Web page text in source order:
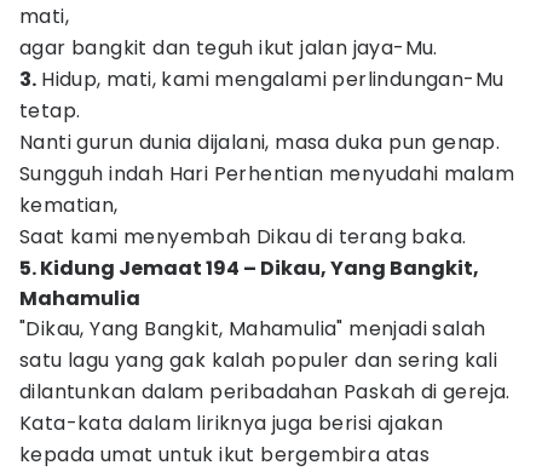
mati,
agar bangkit dan teguh ikut jalan jaya-Mu.
3. Hidup, mati, kami mengalami perlindungan-Mu
tetap.
Nanti gurun dunia dijalani, masa duka pun genap.
Sungguh indah Hari Perhentian menyudahi malam
kematian,
Saat kami menyembah Dikau di terang baka.
5. Kidung Jemaat 194 – Dikau, Yang Bangkit,
Mahamulia
"Dikau, Yang Bangkit, Mahamulia" menjadi salah
satu lagu yang gak kalah populer dan sering kali
dilantunkan dalam peribadahan Paskah di gereja.
Kata-kata dalam liriknya juga berisi ajakan
kepada umat untuk ikut bergembira atas